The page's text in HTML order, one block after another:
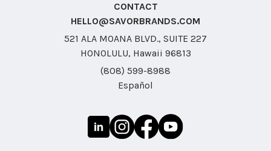
CONTACT
HELLO@SAVORBRANDS.COM
521 ALA MOANA BLVD., SUITE 227
HONOLULU, Hawaii 96813
(808) 599-8988
Español